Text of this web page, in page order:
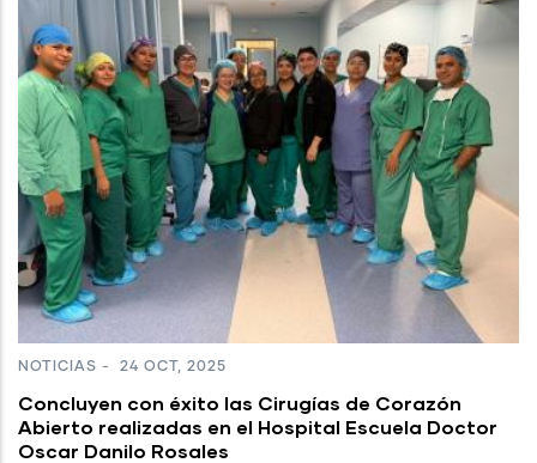
NOTICIAS - 24 OCT, 2025
Concluyen con éxito las Cirugías de Corazón
Abierto realizadas en el Hospital Escuela Doctor
Oscar Danilo Rosales